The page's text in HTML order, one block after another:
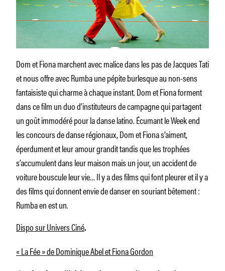
Dom et Fiona marchent avec malice dans les pas de Jacques Tati
et nous offre avec Rumba une pépite burlesque au non-sens
fantaisiste qui charme à chaque instant. Dom et Fiona forment
dans ce film un duo d’instituteurs de campagne qui partagent
un goût immodéré pour la danse latino. Écumant le Week end
les concours de danse régionaux, Dom et Fiona s’aiment,
éperdument et leur amour grandit tandis que les trophées
s’accumulent dans leur maison mais un jour, un accident de
voiture bouscule leur vie… Il y a des films qui font pleurer et il y a
des films qui donnent envie de danser en souriant bêtement :
Rumba en est un.
Dispo sur Univers Ciné.
« La Fée » de Dominique Abel et Fiona Gordon